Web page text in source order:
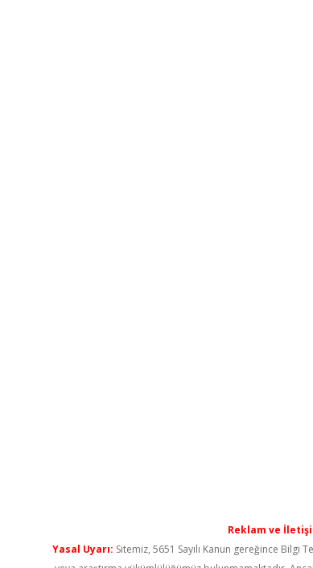
Reklam ve
Yasal Uyarı: Sitemiz, 5651 Sayılı Kanun gereğince